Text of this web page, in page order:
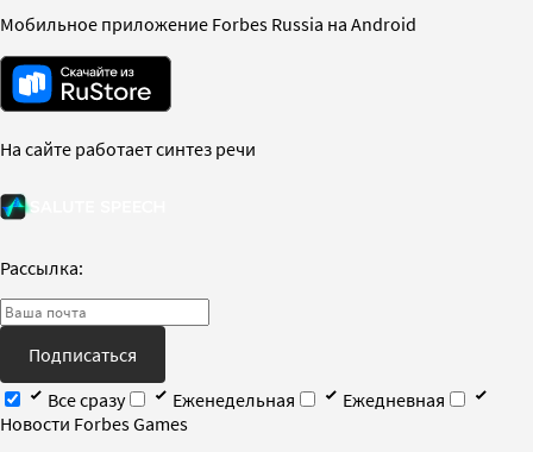
Мобильное приложение Forbes Russia на Android
На сайте работает синтез речи
Рассылка:
Подписаться
Все сразу
Еженедельная
Ежедневная
Новости Forbes Games